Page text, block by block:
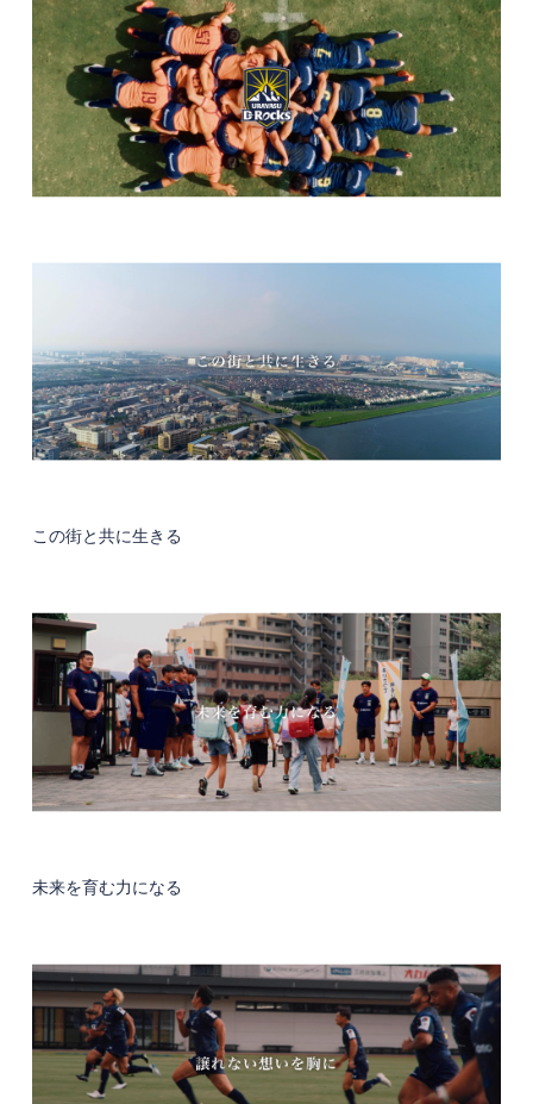
この街と共に生きる
未来を育む力になる